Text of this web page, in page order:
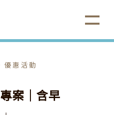
優惠活動
專案 含早